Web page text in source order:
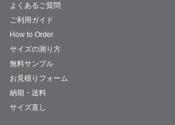
よくあるご質問
ご利用ガイド
How to Order
サイズの測り方
無料サンプル
お見積りフォーム
納期・送料
サイズ直し